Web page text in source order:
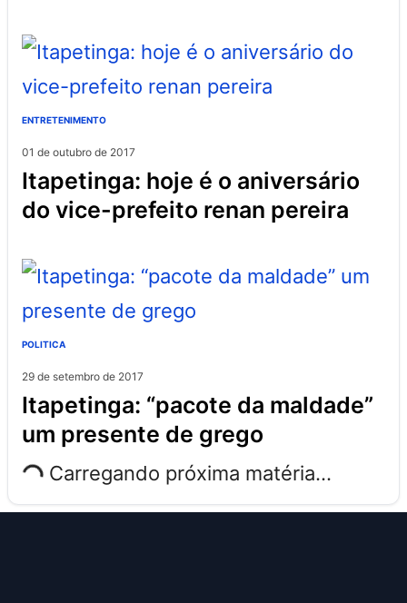
ENTRETENIMENTO
01 de outubro de 2017
itapetinga: hoje é o aniversário
do vice-prefeito renan pereira
POLITICA
29 de setembro de 2017
itapetinga: “pacote da maldade”
um presente de grego
Carregando próxima matéria...